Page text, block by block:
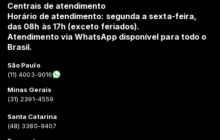
Centrais de atendimento
Horário de atendimento: segunda a sexta-feira,
das 08h às 17h (exceto feriados).
Atendimento via WhatsApp disponível para todo o
Brasil.
São Paulo
(11) 4003-9016
Minas Gerais
(31) 2391-4559
Santa Catarina
(48) 3380-9407